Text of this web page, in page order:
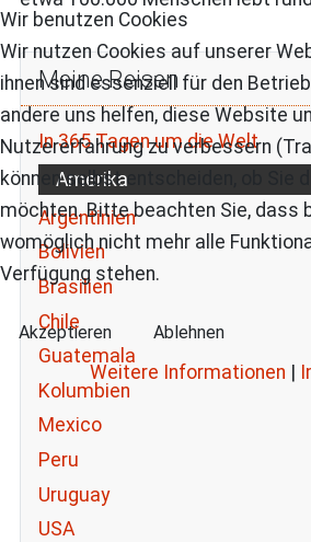
Meine Reisen
In 365 Tagen um die Welt
Amerika
Argentinien
Bolivien
Brasilien
Chile
Guatemala
Kolumbien
Mexico
Peru
Uruguay
USA
Wir benutzen Cookies
Wir nutzen Cookies auf unserer
ihnen sind essenziell für den
andere uns helfen, diese Website
Nutzererfahrung zu verbessern
können selbst entscheiden, ob Sie
möchten. Bitte beachten Sie, dass
womöglich nicht mehr alle
Verfügung stehen.
Akzeptieren Ablehnen
Weitere Informationen